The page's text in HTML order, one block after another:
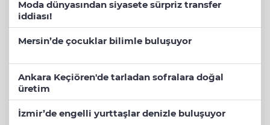
Moda dünyasından siyasete sürpriz transfer
iddiası!
Mersin’de çocuklar bilimle buluşuyor
Ankara Keçiören'de tarladan sofralara doğal
üretim
İzmir’de engelli yurttaşlar denizle buluşuyor